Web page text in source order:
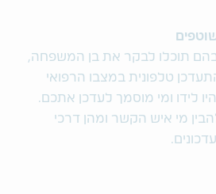
תוכלו לבקר את בן המשפחה,
טלפונית במצבו הרפואי
לידו ומי מוסמך לעדכן אתכם.
מי איש הקשר ומהן דרכי